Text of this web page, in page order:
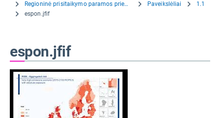
Regioninė prisitaikymo paramos priemonė
Paveikslėliai
1.1
espon.jfif
espon.jfif